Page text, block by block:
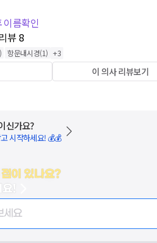
이름확인
뷰8
) 항문내시경(1) +3
이 의사 리뷰보기
신가요?
시작하세요! 💰💰
이 있나요?
!
세요